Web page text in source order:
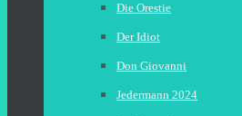
Die Orestie
Der Idiot
Don Giovanni
Jedermann 2024